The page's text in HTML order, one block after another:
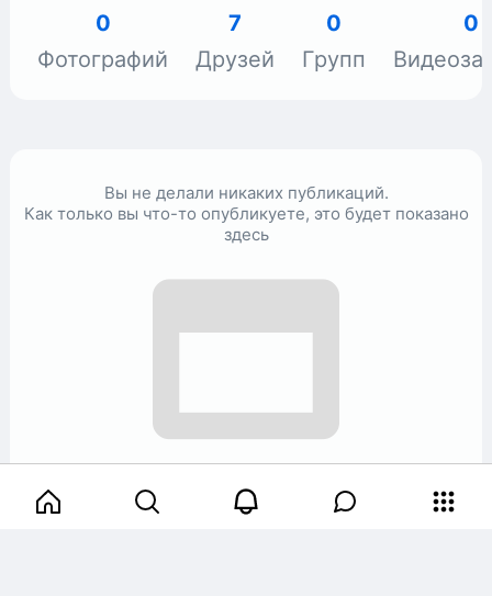
0
Фотографий
7
Друзей
0
Групп
0
Вы не делали никаких публикаций.
Как только вы что-то опубликуете, это будет показано
здесь